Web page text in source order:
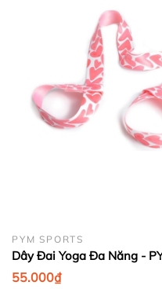
1. Thu thập thông tin cá
Bước 5:
PYM SPORTS
Dây Đai Yoga Đa Năng -
55.000₫